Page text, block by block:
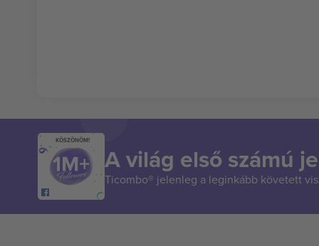
KÖSZÖNÖM!
A világ első számú
Ticombo® jelenleg a leginkább követett